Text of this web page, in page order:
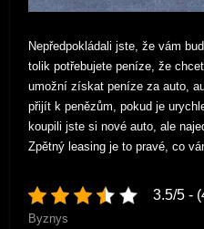
Nepředpokládali jste, že vám
tolik potřebujete peníze, že
umožní získat peníze za auto,
přijít k penězům, pokud je
koupili jste si nové auto, ale
Zpětný leasing je to pravé, co
3.5/5 -
Byznys